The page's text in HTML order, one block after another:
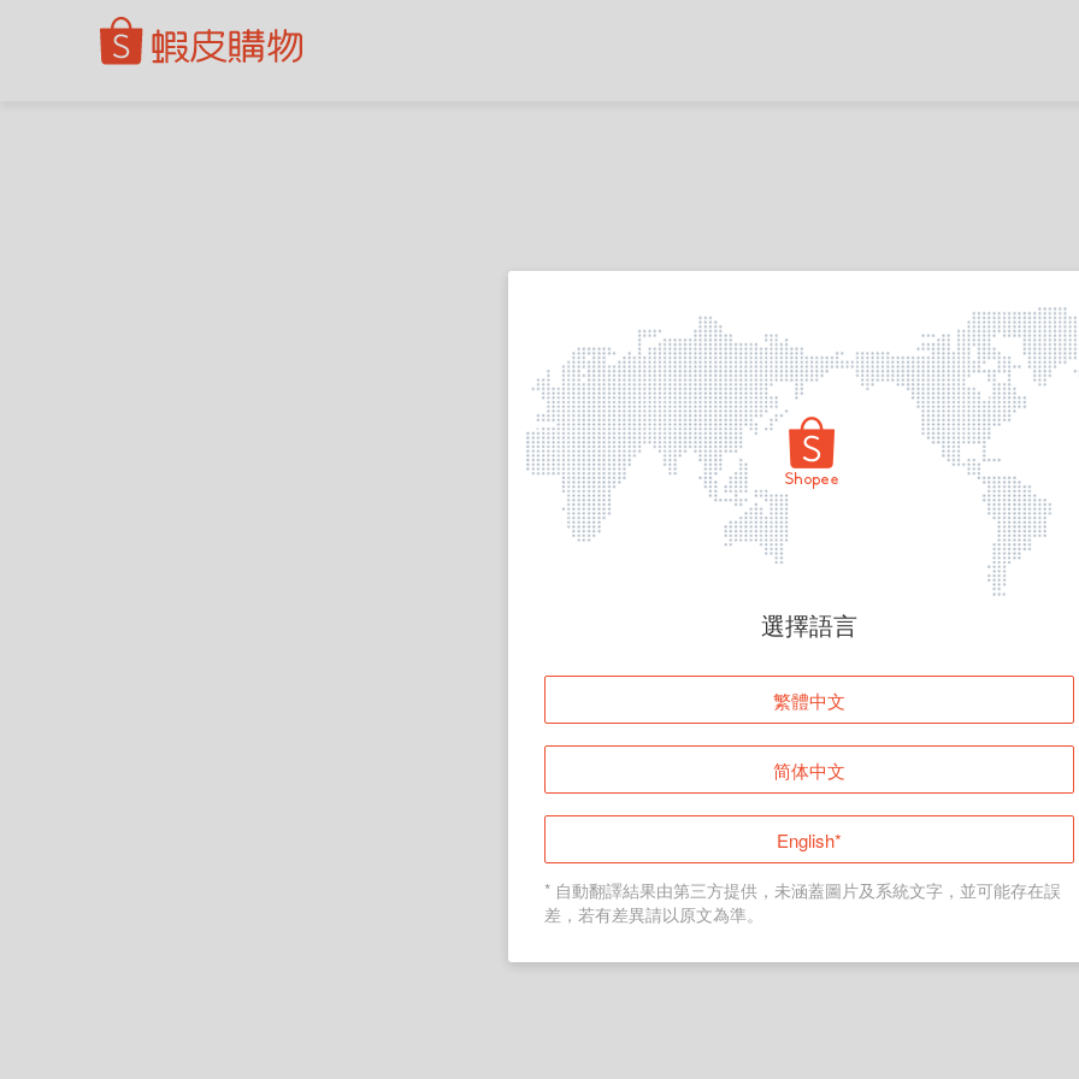
頁面無法顯示
登入
返回首頁
選擇語言
繁體中文
简体中文
English*
* 自動翻譯結果由第三方提供，未涵蓋圖片及系統文字，並可能存在誤
差，若有差異請以原文為準。